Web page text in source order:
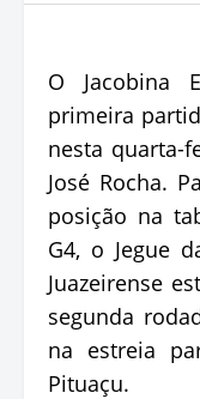
O Jacobina
primeira
nesta quarta-
José Rocha.
posição na
G4, o Jegue
Juazeirense
segunda
na estreia
Pituaçu.